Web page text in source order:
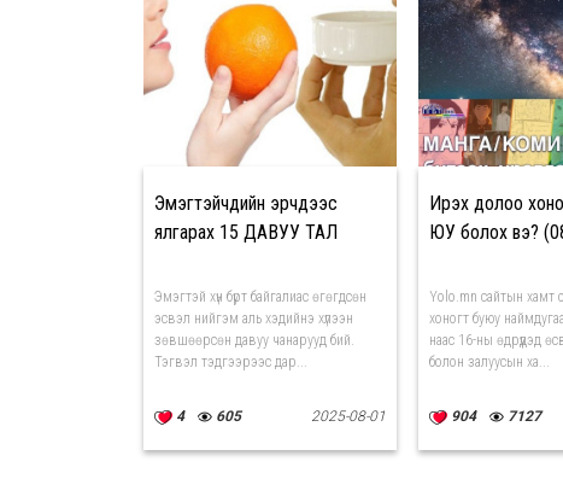
Эмэгтэйчүүдийн эрчүүдээс
ялгарах 15 ДАВУУ ТАЛ
Эмэгтэй хүн бүрт байгалиас өгөгдсөн
эсвэл нийгэм аль хэдийнэ хүлээн
зөвшөөрсөн давуу чанарууд бий.
Тэгвэл тэдгээрээс дар...
4 605 2025-08-01
Ирэх долоо
ЮУ болох вэ?
Yolo.mn сайтын хамт
хоногт буюу
наас 16-ны өдрүүдэд
болон залуусын ха...
904 7127